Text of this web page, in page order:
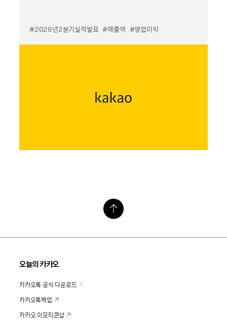
#2026년2분기실적발표 #매출액 #영업이익
오늘의 카카오
카카오톡 공식 다운로드
카카오톡백업
카카오 이모티콘샵